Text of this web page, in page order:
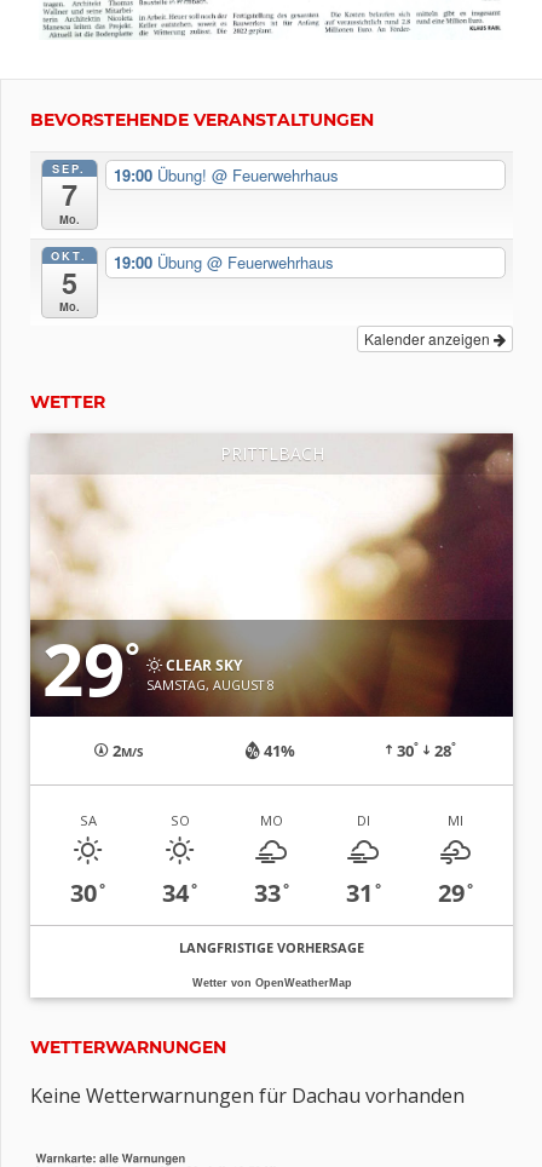
Beitragsnavigation
Vorheriger
Beitrag:
Neues
aus
der
Presse!
BEVORSTEHENDE VERANSTALTUNGEN
SEP.
7
Mo.
19:00 Übung! @ Feuerwehrhaus
OKT.
5
Mo.
19:00 Übung @ Feuerwehrhaus
Kalender anzeigen
WETTER
PRITTLBACH
29° CLEAR SKY
SAMSTAG, AUGUST 8
2M/S 41% 30° 28°
SA
30°
SO
34°
MO
33°
DI
31 °
MI
29°
LANGFRISTIGE VORHERSAGE
Wetter von OpenWeatherMap
WETTERWARNUNGEN
Keine Wetterwarnungen für Dachau vorhanden